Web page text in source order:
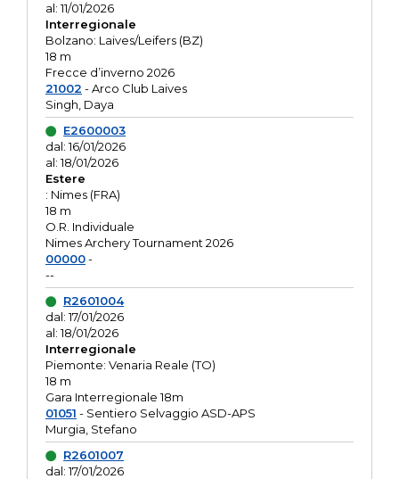
al: 11/01/2026
Interregionale
Bolzano: Laives/Leifers (BZ)
18 m
Frecce d’inverno 2026
21002 - Arco Club Laives
Singh, Daya
E2600003
dal: 16/01/2026
al: 18/01/2026
Estere
: Nimes (FRA)
18 m
O.R. Individuale
Nimes Archery Tournament 2026
00000-
--
R2601004
dal: 17/01/2026
al: 18/01/2026
Interregionale
Piemonte: Venaria Reale (TO)
18 m
Gara Interregionale 18m
01051 - Sentiero Selvaggio ASD-APS
Murgia, Stefano
R2601007
dal: 17/01/2026